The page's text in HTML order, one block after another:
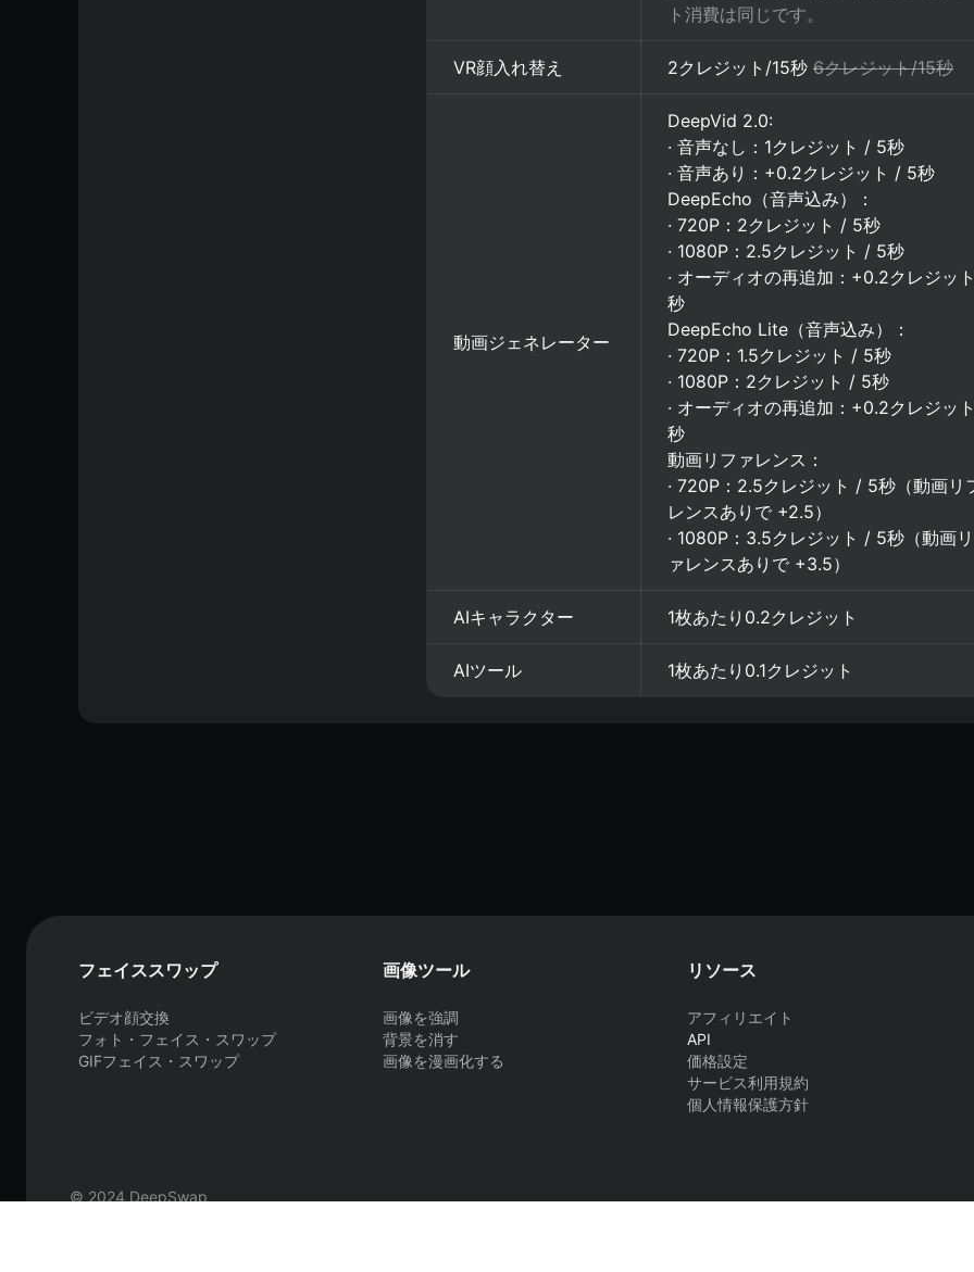
ト消費は同じです。
VR顔入れ替え 2クレジット/15秒 6クレジット/15秒
動画ジェネレーター
DeepVid 2.0:
· 音声なし：1クレジット / 5秒
· 音声あり：+0.2クレジット / 5秒
DeepEcho（音声込み）：
· 720P：2クレジット / 5秒
· 1080P：2.5クレジット / 5秒
· オーディオの再追加：+0.2クレジッ
秒
DeepEcho Lite（音声込み）：
· 720P：1.5クレジット / 5秒
· 1080P：2クレジット / 5秒
· オーディオの再追加：+0.2クレジッ
秒
動画リファレンス：
· 720P：2.5クレジット / 5秒（動画リ
レンスありで +2.5）
· 1080P：3.5クレジット / 5秒（動画
ァレンスありで +3.5）
AIキャラクター 1枚あたり0.2クレジット
AIツール 1枚あたり0.1クレジット
フェイススワップ
ビデオ顔交換
フォト・フェイス・スワップ
GIFフェイス・スワップ
画像ツール
画像を強調
背景を消す
画像を漫画化する
リソース
アフィリエイト
API
価格設定
サービス利用規約
個人情報保護方針
© 2024 DeepSwap